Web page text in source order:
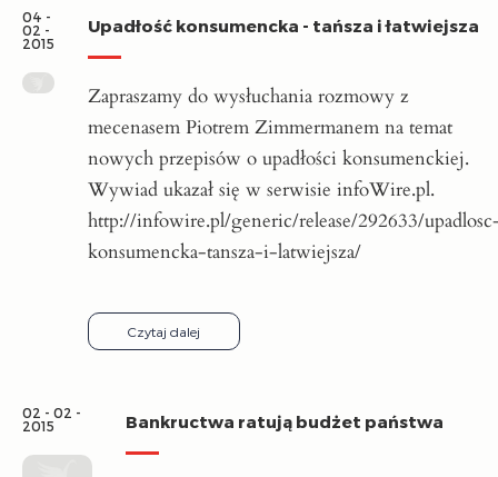
04 -
02 -
2015
Upadłość konsumencka - tańsza i łatwiejsza
Zapraszamy do wysłuchania rozmowy z
mecenasem Piotrem Zimmermanem na temat
nowych przepisów o upadłości konsumenckiej.
Wywiad ukazał się w serwisie infoWire.pl.
http://infowire.pl/generic/release/292633/
konsumencka-tansza-i-latwiejsza/
Czytaj dalej
02 - 02 -
2015
Bankructwa ratują budżet państwa